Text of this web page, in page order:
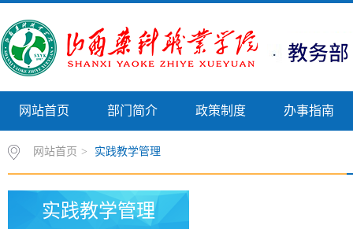
网站首页 部门简介 政策制度 办事指南
网站首页 > 实践教学管理
实践教学管理